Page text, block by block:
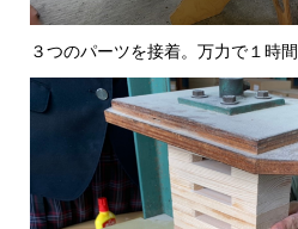
３つのパーツを接着。万力で１時